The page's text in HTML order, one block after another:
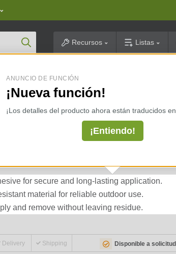
Product SearchRecursos Listas
arancelarias ⇢
TAPE 4X180
for secure and long-lasting application.
material for reliable outdoor use.
and remove without leaving residue.
Delivery Shipping Disponible a solicitud
ANUNCIO DE FUNCIÓN
¡Nueva función!
¡Los detalles del producto ahora están traducidos
¡Entiendo!